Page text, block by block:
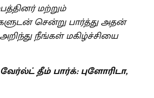
மற்றும்
சென்று பார்த்து அதன்
நீங்கள் மகிழ்ச்சியை
தீம் பார்க்: புளோரிடா,